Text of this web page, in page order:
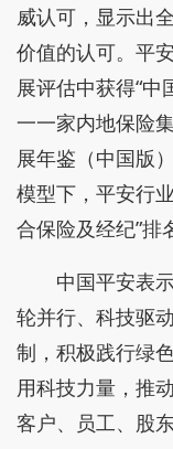
威认可，显示出
价值的认可。平
展评估中获得“中
一一家内地保险
展年鉴（中国版
模型下，平安行
合保险及经纪”排
中国平安表
轮并行、科技驱
制，积极践行绿
用科技力量，推
客户、员工、股